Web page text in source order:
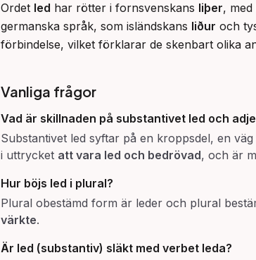
Ordet led har rötter i fornsvenskans liþer,
germanska språk, som isländskans liður och
förbindelse, vilket förklarar de skenbart olika
Vanliga frågor
Vad är skillnaden på substantivet led och
Substantivet led syftar på en kroppsdel, en
i uttrycket att vara led och bedrövad, och är
Hur böjs led i plural?
Plural obestämd form är leder och plural
värkte.
Är led (substantiv) släkt med verbet leda?